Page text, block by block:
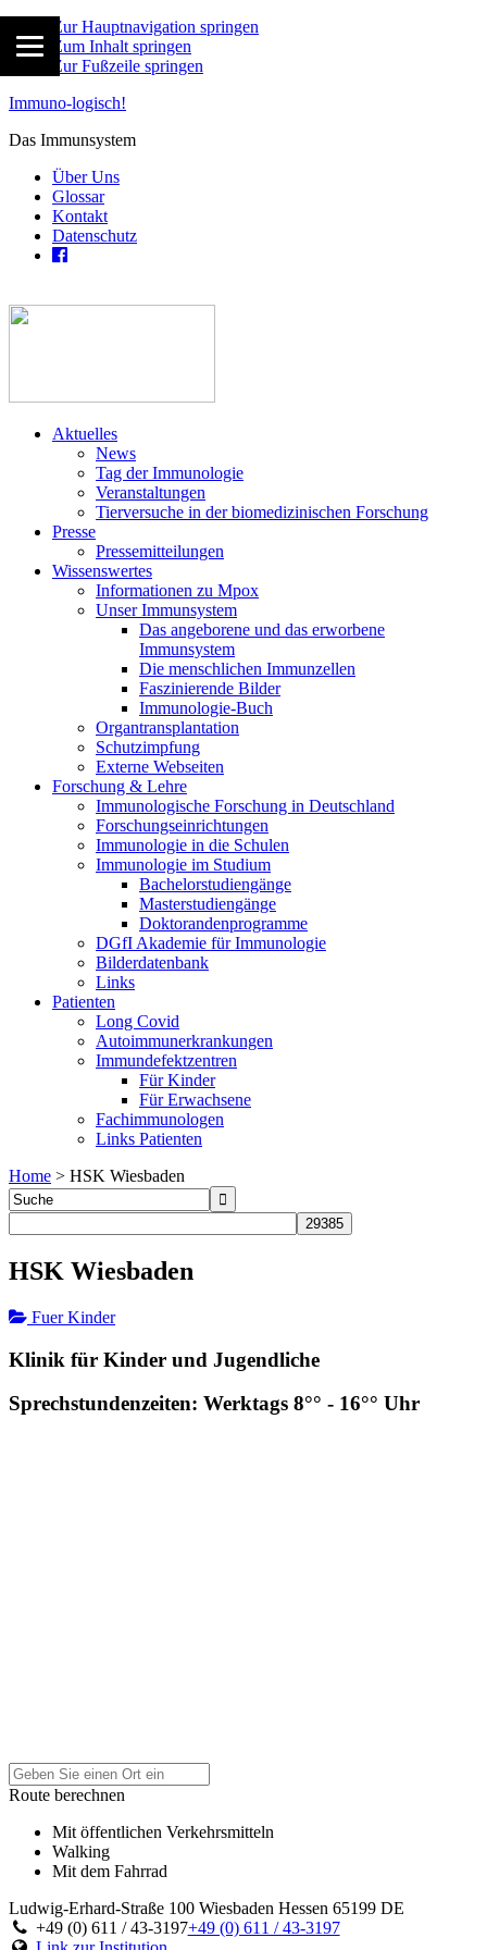
Zur Hauptnavigation springen
Zum Inhalt springen
Zur Fußzeile springen
Immuno-logisch!
Das Immunsystem
Über Uns
Glossar
Kontakt
Datenschutz
Aktuelles
News
Tag der Immunologie
Veranstaltungen
Tierversuche in der biomedizinischen Forschung
Presse
Pressemitteilungen
Wissenswertes
Informationen zu Mpox
Unser Immunsystem
Das angeborene und das erworbene
Immunsystem
Die menschlichen Immunzellen
Faszinierende Bilder
Immunologie-Buch
Organtransplantation
Schutzimpfung
Externe Webseiten
Forschung & Lehre
Immunologische Forschung in Deutschland
Forschungseinrichtungen
Immunologie in die Schulen
Immunologie im Studium
Bachelorstudiengänge
Masterstudiengänge
Doktorandenprogramme
DGfI Akademie für Immunologie
Bilderdatenbank
Links
Patienten
Long Covid
Autoimmunerkrankungen
Immundefektzentren
Für Kinder
Für Erwachsene
Fachimmunologen
Links Patienten
Home > HSK Wiesbaden
HSK Wiesbaden
Fuer Kinder
Klinik für Kinder und Jugendliche
Sprechstundenzeiten: Werktags 8°° - 16°° Uhr
Route berechnen
Mit öffentlichen Verkehrsmitteln
Walking
Mit dem Fahrrad
Ludwig-Erhard-Straße 100 Wiesbaden Hessen 65199 DE
+49 (0) 611 / 43-3197+49 (0) 611 / 43-3197